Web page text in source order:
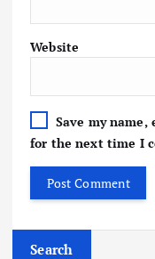
Website
Save my
for the next time I
Search